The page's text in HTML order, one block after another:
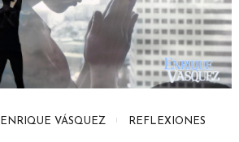
ENRIQUE VÁSQUEZ REFLEXIONES